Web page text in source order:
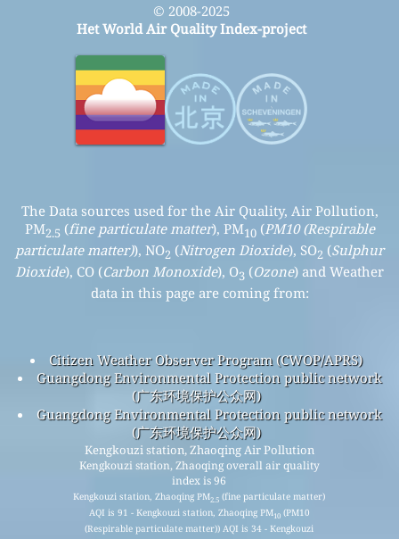
© 2008-2025
Het World Air Quality Index-project
The Data sources used for the Air Quality, Air Pollution,
PM2.5 (fine particulate matter), PM10(PM10 (Respirable
particulate matter)), NO2 (Nitrogen Dioxide), SO2 (Sulphur
Dioxide), CO (Carbon Monoxide), O3 (Ozone) and Weather
data in this page are coming from:
Citizen Weather Observer Program (CWOP/APRS)
Guangdong Environmental Protection public network
(广东环境保护公众网)
Guangdong Environmental Protection public network
(广东环境保护公众网)
Kengkouzi station, Zhaoqing Air Pollution
Kengkouzi station, Zhaoqing overall air quality
index is 96
Kengkouzi station, Zhaoqing PM2.5 (fine particulate matter)
AQI is 91 - Kengkouzi station, Zhaoqing PM10(PM10
(Respirable particulate matter)) AQI is 34 - Kengkouzi